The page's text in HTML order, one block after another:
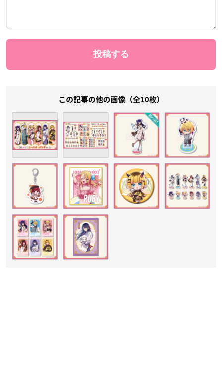
この記事の他の画像（全10枚）